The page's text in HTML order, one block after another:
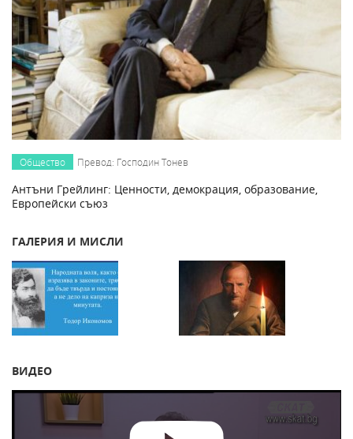
Общество Превод: Господин Тонев
Антъни Грейлинг: Ценности, демокрация, образование,
Европейски съюз
ГАЛЕРИЯ И МИСЛИ
ВИДЕО